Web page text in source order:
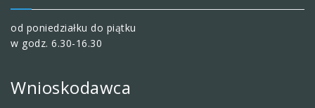
od poniedziałku do piątku
w godz. 6.30-16.30
Wnioskodawca